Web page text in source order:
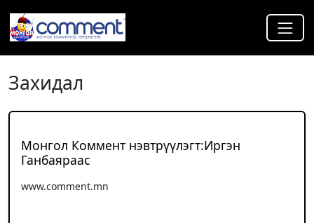
Захидал
Монгол Коммент нэвтрүүлэгт:Иргэн
Ганбаяраас
www.comment.mn